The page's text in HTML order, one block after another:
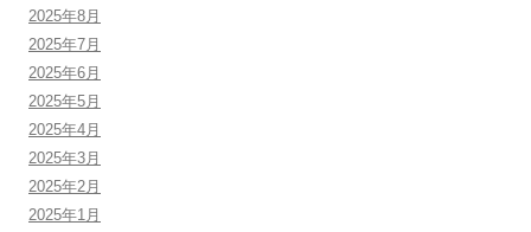
2025年8月
2025年7月
2025年6月
2025年5月
2025年4月
2025年3月
2025年2月
2025年1月